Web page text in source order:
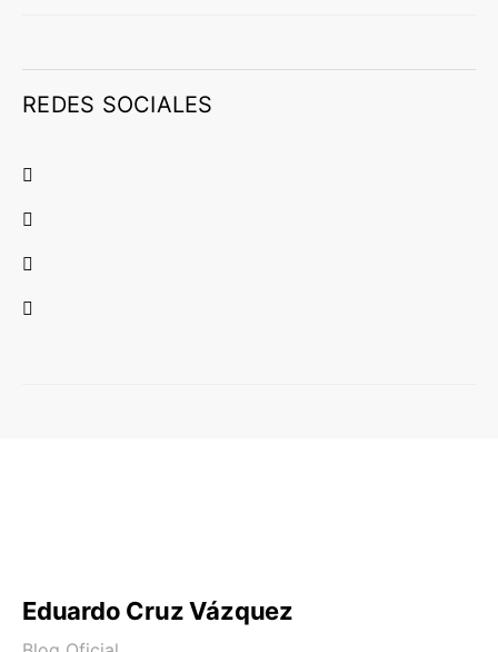
REDES SOCIALES
Eduardo Cruz Vázquez